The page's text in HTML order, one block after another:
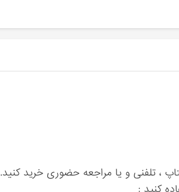
، تلفنی و یا مراجعه حضوری خرید کنید.